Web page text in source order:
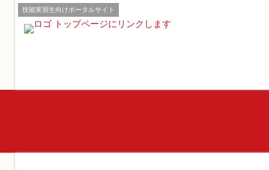
技能実習生向けポータルサイト